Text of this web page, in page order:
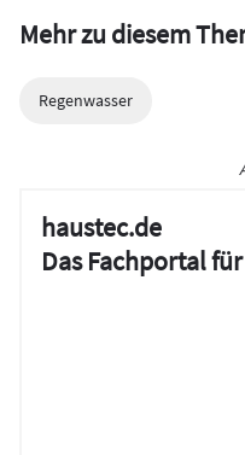
Mehr zu diesem
Regenwasser
haustec.de
Das Fachportal